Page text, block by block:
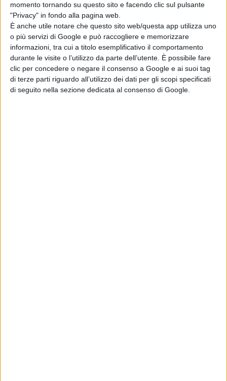
momento tornando su questo sito e facendo clic sul pulsante
"Privacy" in fondo alla pagina web.
È anche utile notare che questo sito web/questa app utilizza uno
o più servizi di Google e può raccogliere e memorizzare
informazioni, tra cui a titolo esemplificativo il comportamento
durante le visite o l’utilizzo da parte dell’utente. È possibile fare
clic per concedere o negare il consenso a Google e ai suoi tag
di terze parti riguardo all’utilizzo dei dati per gli scopi specificati
di seguito nella sezione dedicata al consenso di Google.
Articolo successivo